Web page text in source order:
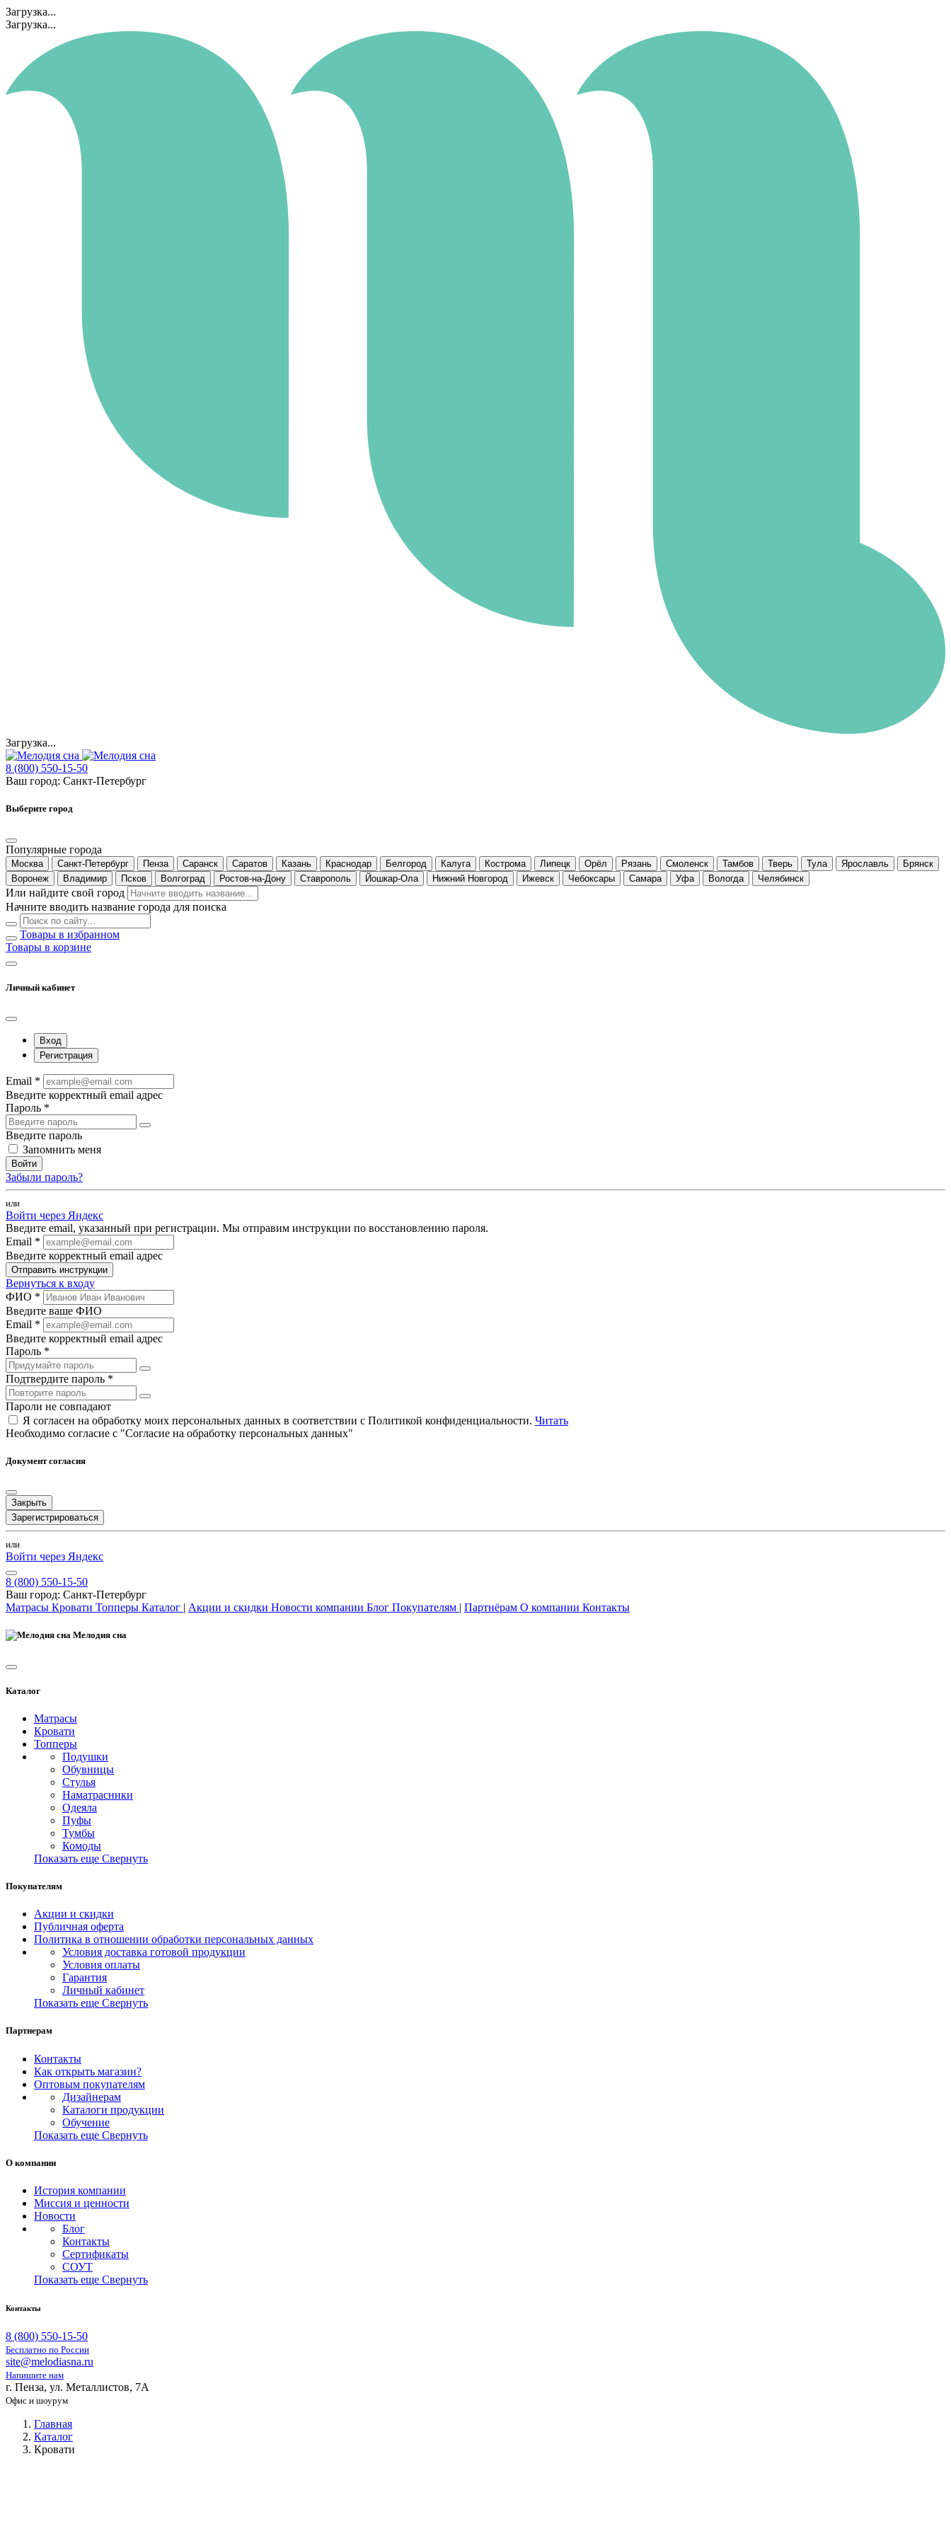
Загрузка...
Загрузка...
Загрузка...
8 (800) 550-15-50
Ваш город: Санкт-Петербург
Выберите город
Популярные города
Москва Санкт-Петербург Пенза Саранск Саратов Казань Краснодар Белгород Калуга Кострома Липецк Орёл Рязань Смоленск Тамбов Тверь Тула Ярославль
Брянск
Воронеж
Владимир Псков Волгоград Ростов-на-Дону Ставрополь Йошкар-Ола Нижний Новгород Ижевск Чебоксары Самара Уфа Вологда Челябинск
Или найдите свой город
Начните вводить название города для поиска
Товары в избранном
Товары в корзине
Личный кабинет
Вход
Регистрация
Email *
Введите корректный email адрес
Пароль *
Введите пароль
Запомнить меня
Войти
Забыли пароль?
или
Войти через Яндекс
Введите email, указанный при регистрации. Мы отправим инструкции по восстановлению пароля.
Email *
Введите корректный email адрес
Отправить инструкции
Вернуться к входу
ФИО *
Введите ваше ФИО
Email *
Введите корректный email адрес
Пароль *
Подтвердите пароль *
Пароли не совпадают
Я согласен на обработку моих персональных данных в соответствии с Политикой конфиденциальности. Читать
Необходимо согласие с "Согласие на обработку персональных данных"
Документ согласия
Закрыть
Зарегистрироваться
или
Войти через Яндекс
8 (800) 550-15-50
Ваш город: Санкт-Петербург
Матрасы Кровати Топперы Каталог | Акции и скидки Новости компании Блог Покупателям | Партнёрам О компании Контакты
Мелодия сна
Каталог
Матрасы
Кровати
Топперы
Подушки
Обувницы
Стулья
Наматрасники
Одеяла
Пуфы
Тумбы
Комоды
Показать еще Свернуть
Покупателям
Акции и скидки
Публичная оферта
Политика в отношении обработки персональных данных
Условия доставка готовой продукции
Условия оплаты
Гарантия
Личный кабинет
Показать еще Свернуть
Партнерам
Контакты
Как открыть магазин?
Оптовым покупателям
Дизайнерам
Каталоги продукции
Обучение
Показать еще Свернуть
О компании
История компании
Миссия и ценности
Новости
Блог
Контакты
Сертификаты
СОУТ
Показать еще Свернуть
Контакты
8 (800) 550-15-50
Бесплатно по России
site@melodiasna.ru
Напишите нам
г. Пенза, ул. Металлистов, 7А
Офис и шоурум
Главная
Каталог
Кровати